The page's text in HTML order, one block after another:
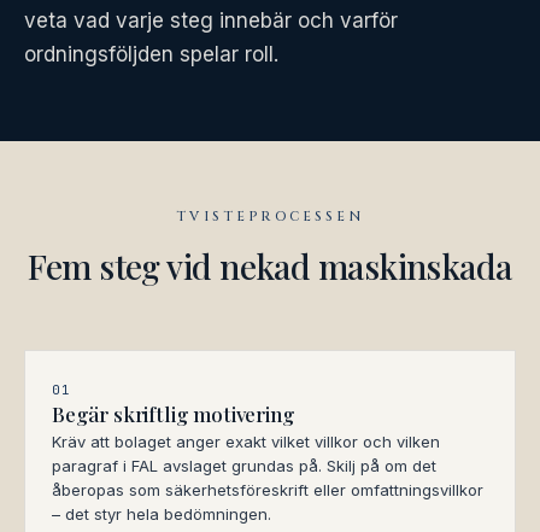
veta vad varje steg innebär och varför
ordningsföljden spelar roll.
TVISTEPROCESSEN
Fem steg vid nekad maskinskada
01
Begär skriftlig motivering
Kräv att bolaget anger exakt vilket villkor och vilken
paragraf i FAL avslaget grundas på. Skilj på om det
åberopas som säkerhetsföreskrift eller omfattningsvillkor
– det styr hela bedömningen.